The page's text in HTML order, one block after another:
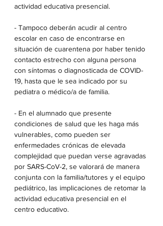
actividad educativa presencial.
- Tampoco deberán acudir al centro
escolar en caso de encontrarse en
situación de cuarentena por haber tenido
contacto estrecho con alguna persona
con síntomas o diagnosticada de COVID-
19, hasta que le sea indicado por su
pediatra o médico/a de familia.
- En el alumnado que presente
condiciones de salud que les haga más
vulnerables, como pueden ser
enfermedades crónicas de elevada
complejidad que puedan verse agravadas
por SARS-CoV-2, se valorará de manera
conjunta con la familia/tutores y el equipo
pediátrico, las implicaciones de retomar la
actividad educativa presencial en el
centro educativo.